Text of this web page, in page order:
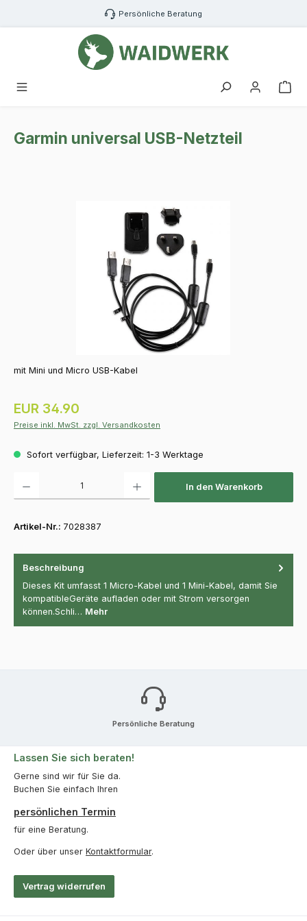
Zum Hauptinhalt springen Persönliche Beratung
Garmin universal USB-Netzteil
mit Mini und Micro USB-Kabel
Regulärer Preis:
EUR 34.90
Preise inkl. MwSt. zzgl. Versandkosten
Sofort verfügbar, Lieferzeit: 1-3 Werktage
In den Warenkorb
Artikel-Nr.: 7028387
Beschreibung
Dieses Kit umfasst 1 Micro-Kabel und 1 Mini-Kabel, damit Sie
kompatibleGeräte aufladen oder mit Strom versorgen
können.Schli… Mehr
Persönliche Beratung
Lassen Sie sich beraten!
Gerne sind wir für Sie da.
Buchen Sie einfach Ihren
persönlichen Termin
für eine Beratung.
Oder über unser Kontaktformular.
Vertrag widerrufen